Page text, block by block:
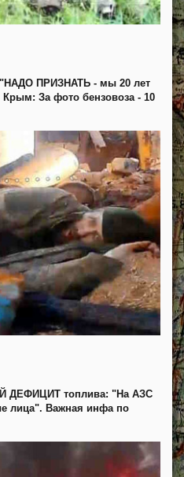
"НАДО ПРИЗНАТЬ - мы 20 лет
За фото бензовоза - 10
ДЕФИЦИТ топлива: "На АЗС
лица". Важная инфа по